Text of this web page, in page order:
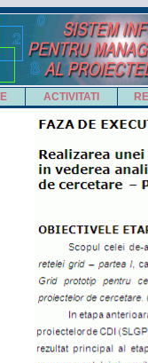
ACTIVITATI